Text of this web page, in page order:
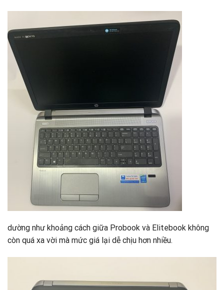
dường như khoảng cách giữa Probook và Elitebook không
còn quá xa vời mà mức giá lại dễ chịu hơn nhiều.